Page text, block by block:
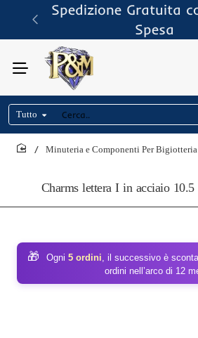
Spedizione Gratuita
Spesa
Tutto
Cerca..
Charms lettera I in acciaio
Minuteria e Componenti Per Bigiotteria
🎁 Ogni 5 ordini, il successivo è
ordini nell’arco di 12